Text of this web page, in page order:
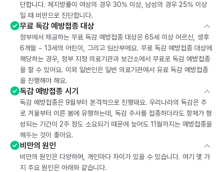
단합니다. 체지방률이 여성의 경우 30% 이상, 남성의 경우 25% 이상
일 때 비만으로 진단합니다.
무료 독감 예방접종 대상
정부에서 제공하는 무료 독감 예방접종 대상은 65세 이상 어르신, 생후
6개월 ~ 13세의 어린이, 그리고 임산부에요. 무료 독감 예방접종 대상에
해당하는 경우, 정부 지정 의료기관과 보건소에서 무료로 독감 예방접종
을 할 수 있어요. 이외 일반인은 일반 의료기관에서 유료 독감 예방접종
을 진행해야 해요.
독감 예방접종 시기
독감 예방접종은 9월부터 본격적으로 진행돼요. 우리나라의 독감은 주
로 겨울부터 이른 봄에 유행하는데, 독감 주사를 접종하더라도 항체가 형
성되는 기간이 2주 정도 소요되기 때문에 늦어도 11월까지는 예방접종을
해두는 것이 좋아요.
비만의 원인
비만의 원인은 다양하며, 개인마다 차이가 있을 수 있습니다. 여기 몇 가
지 주요 원인은 아래와 같습니다.